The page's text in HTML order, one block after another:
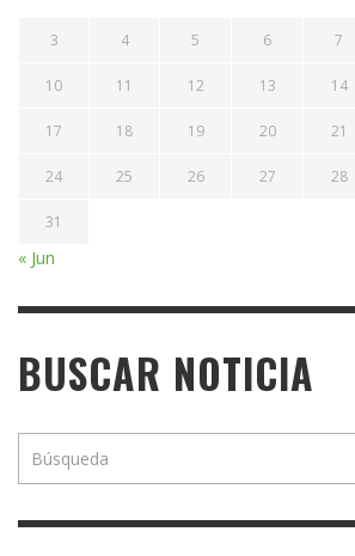
3 4 5 6 7
10 11 12 13 14
17 18 19 20 21
24 25 26 27 28
31
« Jun
BUSCAR NOTICIA